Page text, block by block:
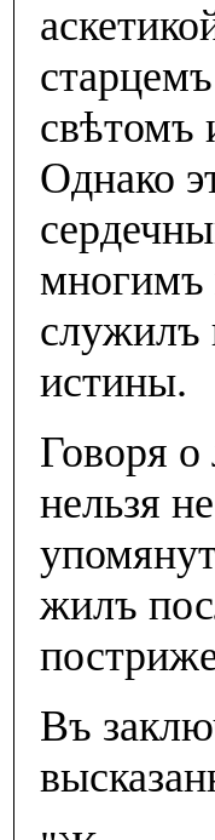
свѣтомъ
Однако
многимъ
служилъ
истины.
Говоря
нельзя
жилъ
Въ